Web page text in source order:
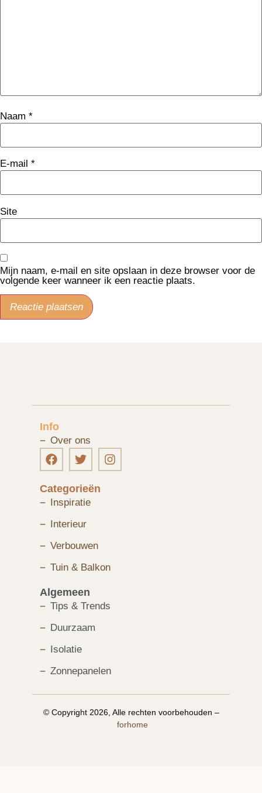
Naam *
E-mail *
Site
Mijn naam, e-mail en site opslaan in deze browser voor de
volgende keer wanneer ik een reactie plaats.
Info
Over ons
Categorieën
Inspiratie
Interieur
Verbouwen
Tuin & Balkon
Algemeen
Tips & Trends
Duurzaam
Isolatie
Zonnepanelen
© Copyright 2026, Alle rechten voorbehouden –
forhome